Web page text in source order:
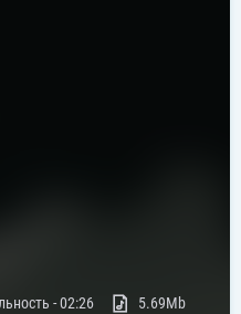
-02:26
5.69Mb